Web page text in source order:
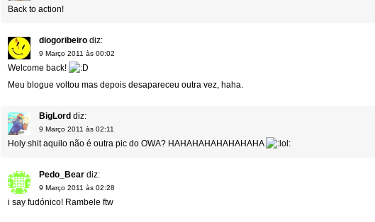
Back to action!
diogoribeiro diz:
9 Março 2011 às 00:02
Welcome back!
Meu blogue voltou mas depois desapareceu outra vez, haha.
BigLord diz:
9 Março 2011 às 02:11
Holy shit aquilo não é outra pic do OWA? HAHAHAHAHAHAHAHA
Pedo_Bear diz:
9 Março 2011 às 02:28
i say fudónico! Rambele ftw